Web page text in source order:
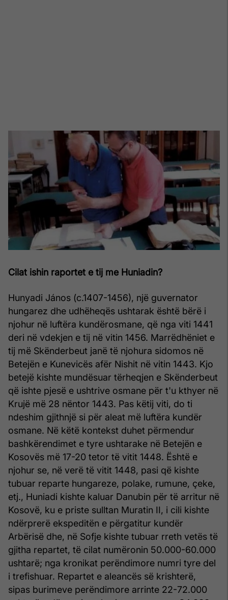
Cilat ishin raportet e tij me Huniadin?
Hunyadi János (c.1407-1456), një guvernator
hungarez dhe udhëheqës ushtarak është bërë i
njohur në luftëra kundërosmane, që nga viti 1441
deri në vdekjen e tij në vitin 1456. Marrëdhëniet e
tij më Skënderbeut janë të njohura sidomos në
Betejën e Kunevicës afër Nishit në vitin 1443. Kjo
betejë kishte mundësuar tërheqjen e Skënderbeut
që ishte pjesë e ushtrive osmane për t'u kthyer në
Krujë më 28 nëntor 1443. Pas këtij viti, do ti
ndeshim gjithnjë si për aleat më luftëra kundër
osmane. Në këtë kontekst duhet përmendur
bashkërendimet e tyre ushtarake në Betejën e
Kosovës më 17-20 tetor të vitit 1448. Është e
njohur se, në verë të vitit 1448, pasi që kishte
tubuar reparte hungareze, polake, rumune, çeke,
etj., Huniadi kishte kaluar Danubin për të arritur në
Kosovë, ku e priste sulltan Muratin II, i cili kishte
ndërprerë ekspeditën e përgatitur kundër
Arbërisë dhe, në Sofje kishte tubuar rreth vetës të
gjitha repartet, të cilat numëronin 50.000-60.000
ushtarë; nga kronikat perëndimore numri tyre del
i trefishuar. Repartet e aleancës së krishterë,
sipas burimeve perëndimore arrinte 22-72.000